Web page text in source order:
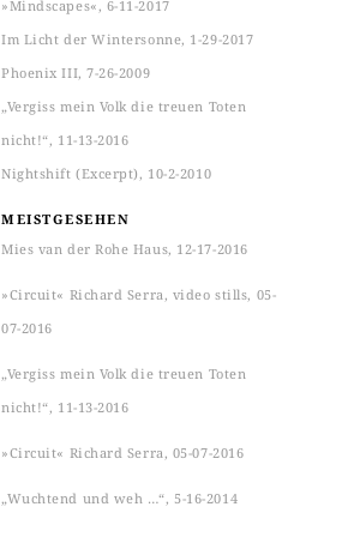
»Mindscapes«, 6-11-2017
Im Licht der Wintersonne, 1-29-2017
Phoenix III, 7-26-2009
„Vergiss mein Volk die treuen Toten
nicht!“, 11-13-2016
Nightshift (Excerpt), 10-2-2010
MEISTGESEHEN
Mies van der Rohe Haus, 12-17-2016
»Circuit« Richard Serra, video stills, 05-
07-2016
„Vergiss mein Volk die treuen Toten
nicht!“, 11-13-2016
»Circuit« Richard Serra, 05-07-2016
„Wuchtend und weh …“, 5-16-2014